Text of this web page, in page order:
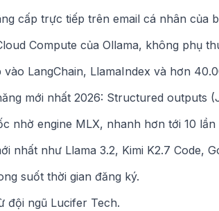
cấp trực tiếp trên email cá nhân của
Compute của Ollama, không phụ
LangChain, LlamaIndex và hơn
mới nhất 2026: Structured outputs
nhờ engine MLX, nhanh hơn tới 10
nhất như Llama 3.2, Kimi K2.7 Code,
suốt thời gian đăng ký.
đội ngũ Lucifer Tech.